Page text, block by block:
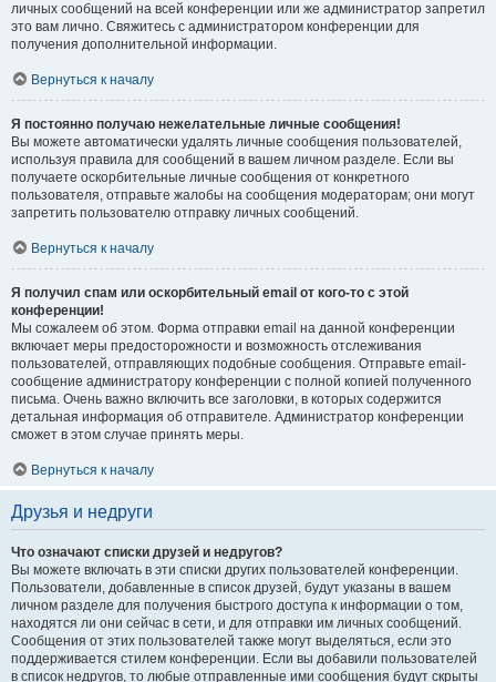
личных сообщений на всей конференции или же администратор запретил
это вам лично. Свяжитесь с администратором конференции для
получения дополнительной информации.
Вернуться к началу
Я постоянно получаю нежелательные личные сообщения!
Вы можете автоматически удалять личные сообщения пользователей,
используя правила для сообщений в вашем личном разделе. Если вы
получаете оскорбительные личные сообщения от конкретного
пользователя, отправьте жалобы на сообщения модераторам; они могут
запретить пользователю отправку личных сообщений.
Вернуться к началу
Я получил спам или оскорбительный email от кого-то с этой
конференции!
Мы сожалеем об этом. Форма отправки email на данной конференции
включает меры предосторожности и возможность отслеживания
пользователей, отправляющих подобные сообщения. Отправьте email-
сообщение администратору конференции с полной копией полученного
письма. Очень важно включить все заголовки, в которых содержится
детальная информация об отправителе. Администратор конференции
сможет в этом случае принять меры.
Вернуться к началу
Друзья и недруги
Что означают списки друзей и недругов?
Вы можете включать в эти списки других пользователей конференции.
Пользователи, добавленные в список друзей, будут указаны в вашем
личном разделе для получения быстрого доступа к информации о том,
находятся ли они сейчас в сети, и для отправки им личных сообщений.
Сообщения от этих пользователей также могут выделяться, если это
поддерживается стилем конференции. Если вы добавили пользователей
в список недругов, то любые отправленные ими сообщения будут скрыты